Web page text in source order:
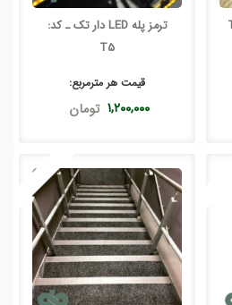
ترمز پله LED دار تک ـ کد:
T5
قیمت هر مترمربع:
۱,۲۰۰,۰۰۰ تومان